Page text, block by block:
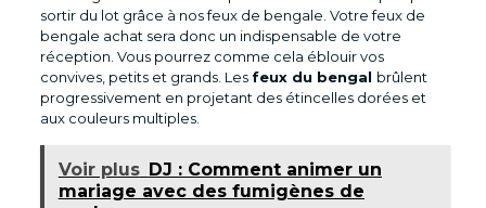
sortir du lot grâce à nos feux de bengale. Votre feux de
bengale achat sera donc un indispensable de votre
réception. Vous pourrez comme cela éblouir vos
convives, petits et grands. Les feux du bengal brûlent
progressivement en projetant des étincelles dorées et
aux couleurs multiples.
Voir plus DJ : Comment animer un
mariage avec des fumigènes de